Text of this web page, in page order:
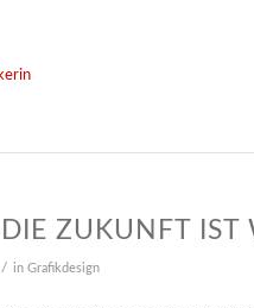
ZUKUNFT IST
/ in Grafikdesign